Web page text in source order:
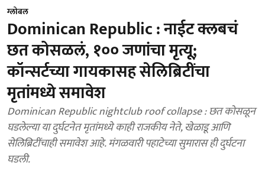
ग्लोबल
Dominican Republic : नाईट क्लबचं
छत कोसळलं, १०० जणांचा मृत्यू;
कॉन्सर्टच्या गायकासह सेलिब्रिटींचा
मृतांमध्ये समावेश
Dominican Republic nightclub roof collapse : छत कोसळून
घडलेल्या या दुर्घटनेत मृतांमध्ये काही राजकीय नेते, खेळाडू आणि
सेलिब्रिटींचाही समावेश आहे. मंगळवारी पहाटेच्या सुमारास ही दुर्घटना
घडली.